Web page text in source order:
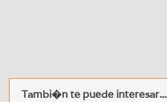
Tambi�n te puede interesar...